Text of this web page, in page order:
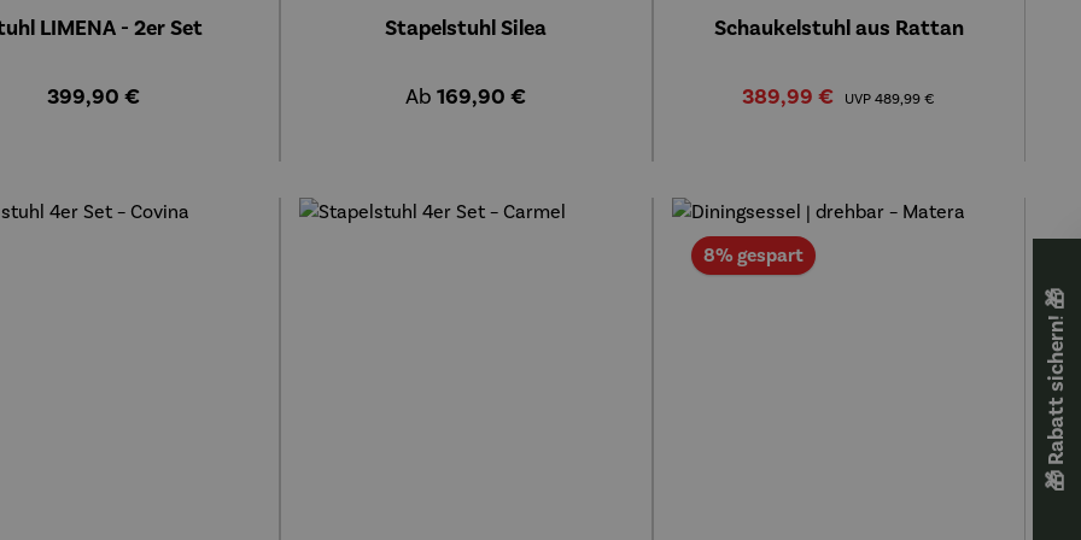
LIMENA - 2er Set
Regulärer Preis:
399,90 €
Stapelstuhl Silea
Regulärer Preis:
Ab169,90 €
Schaukelstuhl aus Rattan
Verkaufspreis:
389,99 € UVPRegulärer Preis:
489,99 €
8% gespartRabatt
🎁 Rabatt sichern! 🎁